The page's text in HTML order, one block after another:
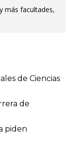
más facultades,
de Ciencias
de
piden